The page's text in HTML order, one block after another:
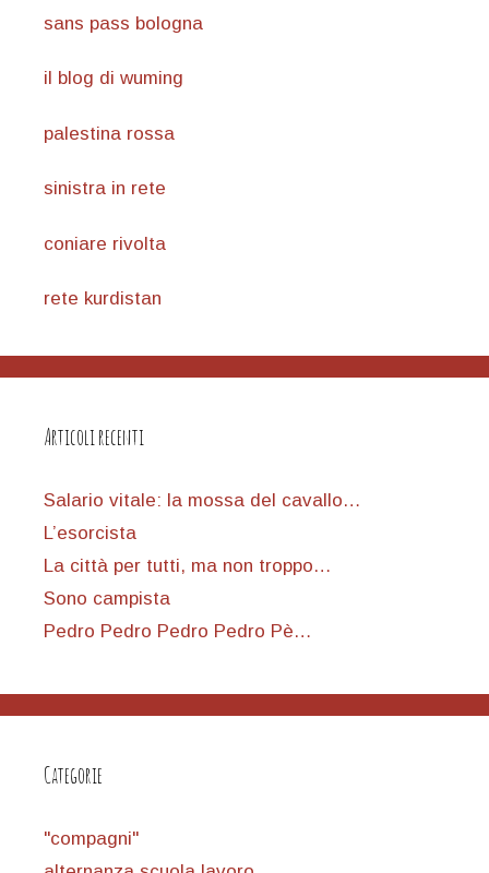
sans pass bologna
il blog di wuming
palestina rossa
sinistra in rete
coniare rivolta
rete kurdistan
Articoli recenti
Salario vitale: la mossa del cavallo…
L’esorcista
La città per tutti, ma non troppo…
Sono campista
Pedro Pedro Pedro Pedro Pè…
Categorie
"compagni"